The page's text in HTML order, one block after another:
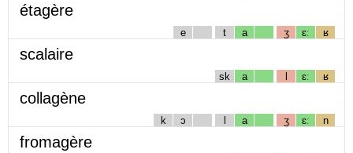
étagère
e t a ʒ ɛː ʁ
scalaire
sk a l ɛː ʁ
collagène
k ɔ l a ʒ ɛː n
fromagère